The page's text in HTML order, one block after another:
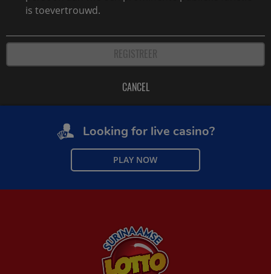
is toevertrouwd.
Looking for live casino?
PLAY NOW